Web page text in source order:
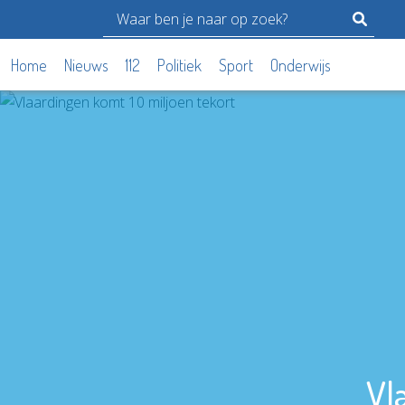
Home Nieuws 112 Politiek Sport Onderwijs